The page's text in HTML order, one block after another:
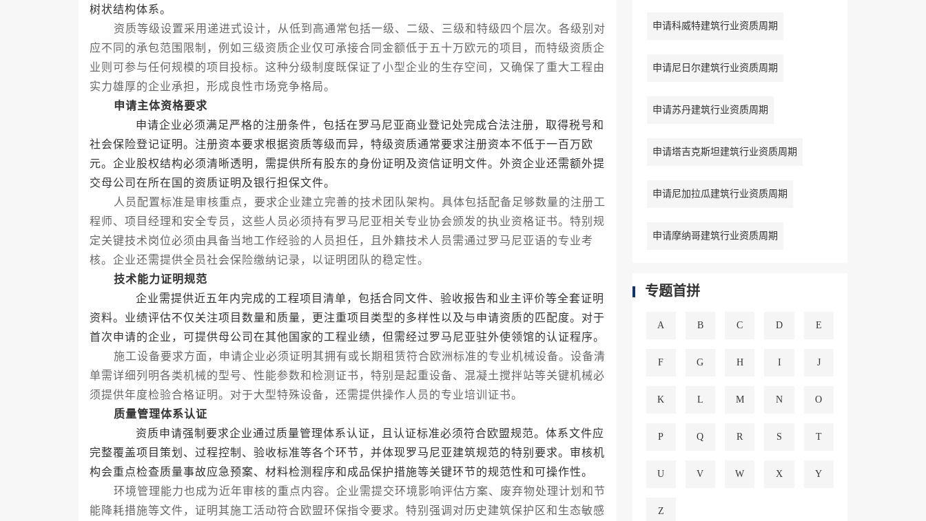
树状结构体系。
资质等级设置采用递进式设计，从低到高通常包括一级、二级、三级和特级四个层次。各级别对
应不同的承包范围限制，例如三级资质企业仅可承接合同金额低于五十万欧元的项目，而特级资质企
业则可参与任何规模的项目投标。这种分级制度既保证了小型企业的生存空间，又确保了重大工程由
实力雄厚的企业承担，形成良性市场竞争格局。
申请主体资格要求
申请企业必须满足严格的注册条件，包括在罗马尼亚商业登记处完成合法注册，取得税号和
社会保险登记证明。注册资本要求根据资质等级而异，特级资质通常要求注册资本不低于一百万欧
元。企业股权结构必须清晰透明，需提供所有股东的身份证明及资信证明文件。外资企业还需额外提
交母公司在所在国的资质证明及银行担保文件。
人员配置标准是审核重点，要求企业建立完善的技术团队架构。具体包括配备足够数量的注册工
程师、项目经理和安全专员，这些人员必须持有罗马尼亚相关专业协会颁发的执业资格证书。特别规
定关键技术岗位必须由具备当地工作经验的人员担任，且外籍技术人员需通过罗马尼亚语的专业考
核。企业还需提供全员社会保险缴纳记录，以证明团队的稳定性。
技术能力证明规范
企业需提供近五年内完成的工程项目清单，包括合同文件、验收报告和业主评价等全套证明
资料。业绩评估不仅关注项目数量和质量，更注重项目类型的多样性以及与申请资质的匹配度。对于
首次申请的企业，可提供母公司在其他国家的工程业绩，但需经过罗马尼亚驻外使领馆的认证程序。
施工设备要求方面，申请企业必须证明其拥有或长期租赁符合欧洲标准的专业机械设备。设备清
单需详细列明各类机械的型号、性能参数和检测证书，特别是起重设备、混凝土搅拌站等关键机械必
须提供年度检验合格证明。对于大型特殊设备，还需提供操作人员的专业培训证书。
质量管理体系认证
资质申请强制要求企业通过质量管理体系认证，且认证标准必须符合欧盟规范。体系文件应
完整覆盖项目策划、过程控制、验收标准等各个环节，并体现罗马尼亚建筑规范的特别要求。审核机
构会重点检查质量事故应急预案、材料检测程序和成品保护措施等关键环节的规范性和可操作性。
环境管理能力也成为近年审核的重点内容。企业需提交环境影响评估方案、废弃物处理计划和节
能降耗措施等文件，证明其施工活动符合欧盟环保指令要求。特别强调对历史建筑保护区和生态敏感
申请科威特建筑行业资质周期
申请尼日尔建筑行业资质周期
申请苏丹建筑行业资质周期
申请塔吉克斯坦建筑行业资质周期
申请尼加拉瓜建筑行业资质周期
申请摩纳哥建筑行业资质周期
专题首拼
A B C D E
F G H I J
K L M N O
P Q R S T
U V W X Y
Z